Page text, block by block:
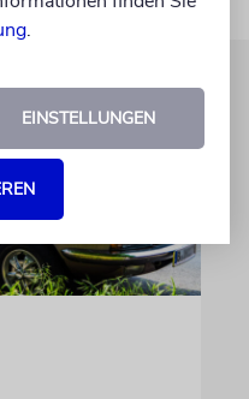
.
EINSTELLUNGEN